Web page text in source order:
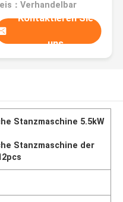
：Verhandelbar
Kontaktieren Sie
uns
Stanzmaschine 5.5kW
Stanzmaschine der